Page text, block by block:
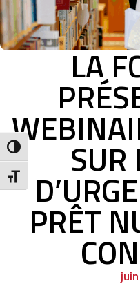
Toggle High Contrast
Toggle Font size
LA
SUR
PRÊT